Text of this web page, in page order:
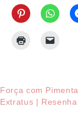
Força com
Extratus | Resenha